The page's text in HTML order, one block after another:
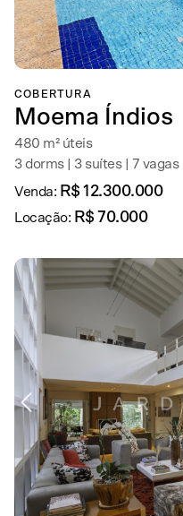
COBERTURA
Moema Índios
480 m² úteis
3 dorms | 3 suítes | 7 vagas
Venda: R$ 12.300.000
Locação: R$ 70.000